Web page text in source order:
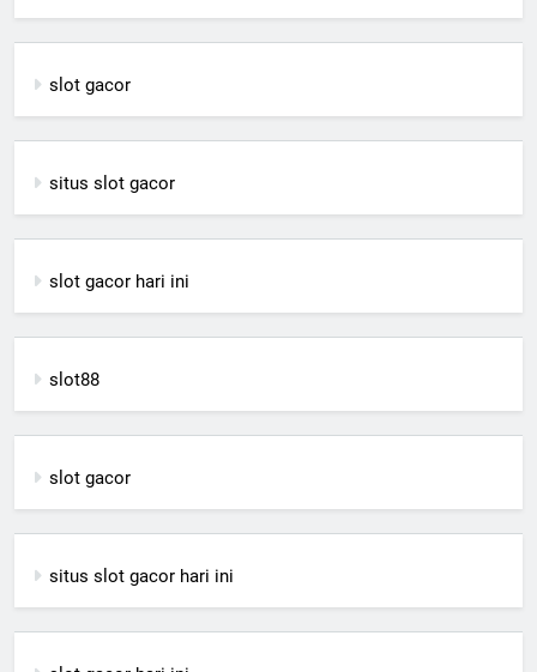
slot gacor
situs slot gacor
slot gacor hari ini
slot88
slot gacor
situs slot gacor hari ini